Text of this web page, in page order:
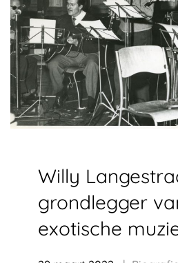
Willy
grondlegger
exotische